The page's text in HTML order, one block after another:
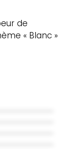
de
« Blanc »